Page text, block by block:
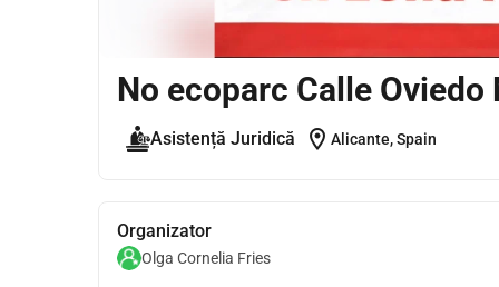
No ecoparc Calle Oviedo
Asistență Juridică location_on Alicante, Spain
Organizator
Olga Cornelia Fries